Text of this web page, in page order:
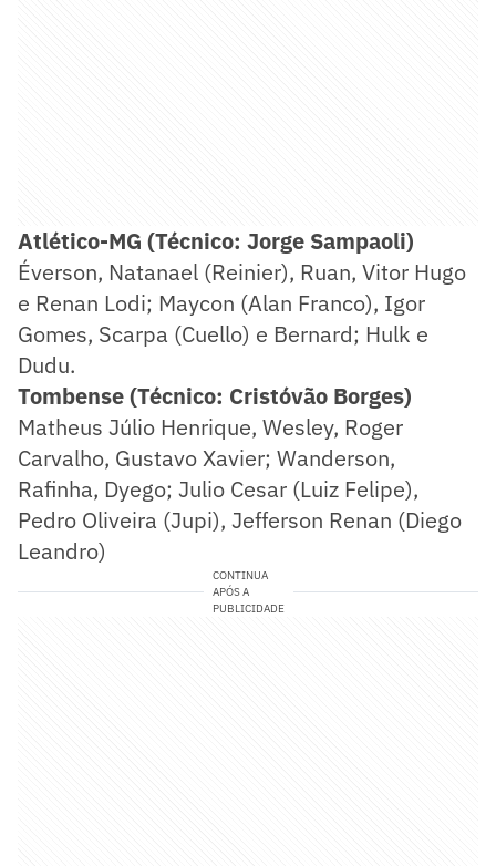
Atlético-MG (Técnico: Jorge Sampaoli)
Éverson, Natanael (Reinier), Ruan, Vitor Hugo
e Renan Lodi; Maycon (Alan Franco), Igor
Gomes, Scarpa (Cuello) e Bernard; Hulk e
Dudu.
Tombense (Técnico: Cristóvão Borges)
Matheus Júlio Henrique, Wesley, Roger
Carvalho, Gustavo Xavier; Wanderson,
Rafinha, Dyego; Julio Cesar (Luiz Felipe),
Pedro Oliveira (Jupi), Jefferson Renan (Diego
Leandro)
CONTINUA
APÓS A
PUBLICIDADE